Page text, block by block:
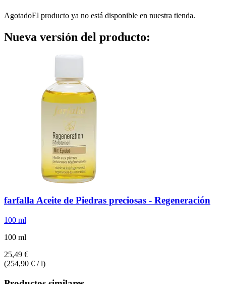
AgotadoEl producto ya no está disponible en nuestra tienda.
Nueva versión del producto:
farfallaAceite de Piedras preciosas -​ Regeneración
100 ml
100 ml
25,49 €
(254,90 € / l)